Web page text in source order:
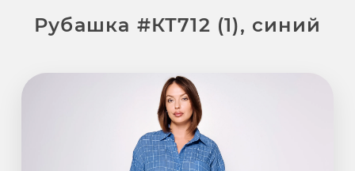
Рубашка #КТ712 (1), синий